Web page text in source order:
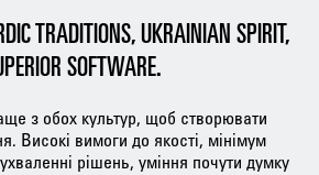
TRADITIONS, UKRAINIAN SPIRIT,
SOFTWARE.
з обох культур, щоб створювати
Високі вимоги до якості, мінімум
рішень, уміння почути думку